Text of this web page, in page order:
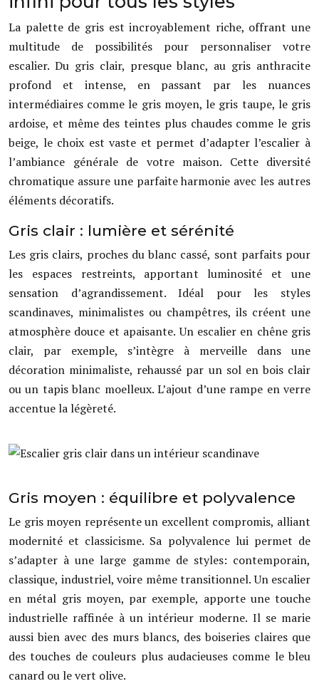
La palette de gris est incroyablement riche, offrant une
multitude de possibilités pour personnaliser votre
escalier. Du gris clair, presque blanc, au gris anthracite
profond et intense, en passant par les nuances
intermédiaires comme le gris moyen, le gris taupe, le gris
ardoise, et même des teintes plus chaudes comme le gris
beige, le choix est vaste et permet d’adapter l’escalier à
l’ambiance générale de votre maison. Cette diversité
chromatique assure une parfaite harmonie avec les autres
éléments décoratifs.
Gris clair : lumière et sérénité
Les gris clairs, proches du blanc cassé, sont parfaits pour
les espaces restreints, apportant luminosité et une
sensation d’agrandissement. Idéal pour les styles
scandinaves, minimalistes ou champêtres, ils créent une
atmosphère douce et apaisante. Un escalier en chêne gris
clair, par exemple, s’intègre à merveille dans une
décoration minimaliste, rehaussé par un sol en bois clair
ou un tapis blanc moelleux. L’ajout d’une rampe en verre
accentue la légèreté.
Gris moyen : équilibre et polyvalence
Le gris moyen représente un excellent compromis, alliant
modernité et classicisme. Sa polyvalence lui permet de
s’adapter à une large gamme de styles: contemporain,
classique, industriel, voire même transitionnel. Un escalier
en métal gris moyen, par exemple, apporte une touche
industrielle raffinée à un intérieur moderne. Il se marie
aussi bien avec des murs blancs, des boiseries claires que
des touches de couleurs plus audacieuses comme le bleu
canard ou le vert olive.